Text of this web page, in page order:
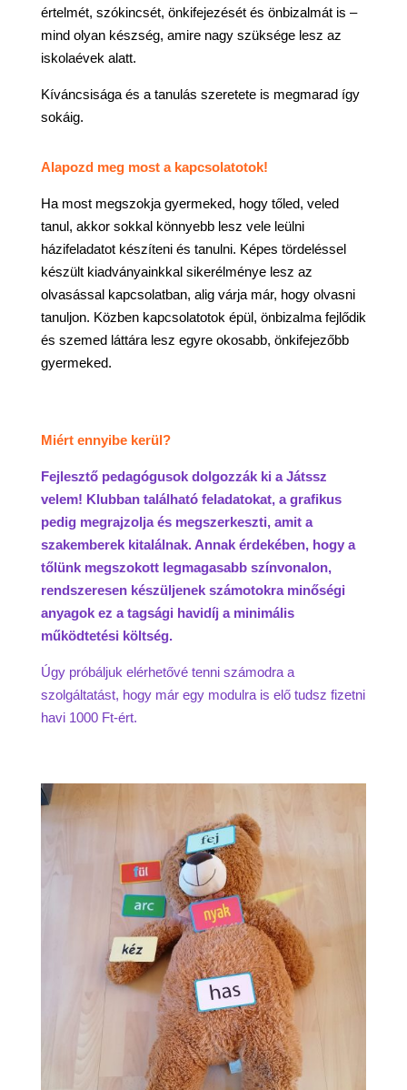
értelmét, szókincsét, önkifejezését és önbizalmát is –
mind olyan készség, amire nagy szüksége lesz az
iskolaévek alatt.
Kíváncsisága és a tanulás szeretete is megmarad így
sokáig.
Alapozd meg most a kapcsolatotok!
Ha most megszokja gyermeked, hogy tőled, veled
tanul, akkor sokkal könnyebb lesz vele leülni
házifeladatot készíteni és tanulni. Képes tördeléssel
készült kiadványainkkal sikerélménye lesz az
olvasással kapcsolatban, alig várja már, hogy olvasni
tanuljon. Közben kapcsolatotok épül, önbizalma fejlődik
és szemed láttára lesz egyre okosabb, önkifejezőbb
gyermeked.
Miért ennyibe kerül?
Fejlesztő pedagógusok dolgozzák ki a Játssz
velem! Klubban található feladatokat, a grafikus
pedig megrajzolja és megszerkeszti, amit a
szakemberek kitalálnak. Annak érdekében, hogy a
tőlünk megszokott legmagasabb színvonalon,
rendszeresen készüljenek számotokra minőségi
anyagok ez a tagsági havidíj a minimális
működtetési költség.
Úgy próbáljuk elérhetővé tenni számodra a
szolgáltatást, hogy már egy modulra is elő tudsz fizetni
havi 1000 Ft-ért.